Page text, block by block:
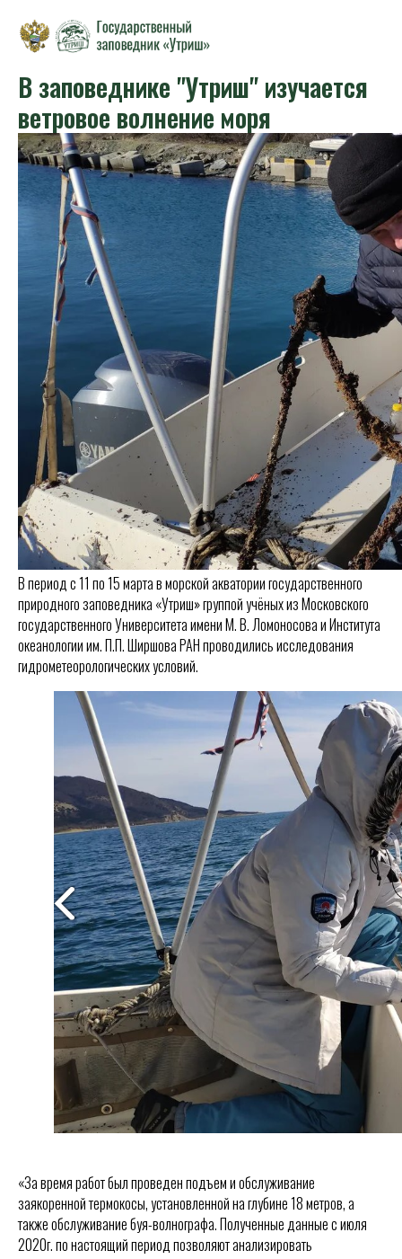
В заповеднике "Утриш" изучается
ветровое волнение моря
В период с 11 по 15 марта в морской акватории государственного
природного заповедника «Утриш» группой учёных из Московского
государственного Университета имени М. В. Ломоносова и Института
океанологии им. П.П. Ширшова РАН проводились исследования
гидрометеорологических условий.
«За время работ был проведен подъем и обслуживание
заякоренной термокосы, установленной на глубине 18 метров, а
также обслуживание буя-волнографа. Полученные данные с июля
2020г. по настоящий период позволяют анализировать